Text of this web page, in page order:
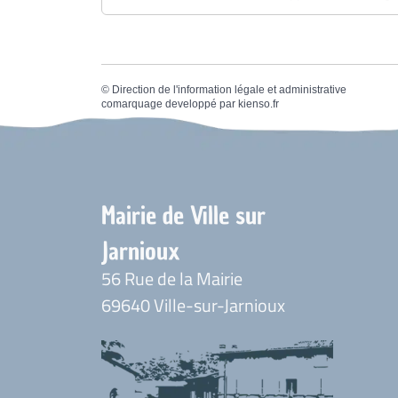
© Direction de l'information légale et administrative
comarquage developpé par kienso.fr
Mairie de Ville sur
Jarnioux
56 Rue de la Mairie
69640 Ville-sur-Jarnioux